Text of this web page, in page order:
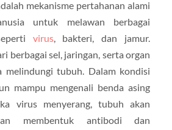
mekanisme pertahanan alami
untuk melawan berbagai
virus, bakteri, dan jamur.
berbagai sel, jaringan, serta organ
melindungi tubuh. Dalam kondisi
mampu mengenali benda asing
virus menyerang, tubuh akan
membentuk antibodi dan